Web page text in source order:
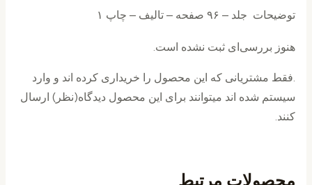
توضیحات جلد – ۹۶ صفحه – تالیف – چاپ ۱
هنوز بررسی‌ای ثبت نشده است.
.فقط مشتریانی که این محصول را خریداری کرده اند و وارد
سیستم شده اند میتوانند برای این محصول دیدگاه(نظر) ارسال
کنند.
محصولات مرتبط